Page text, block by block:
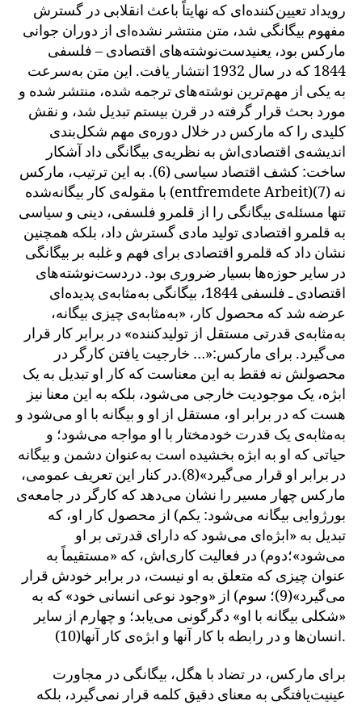
رویداد تعیین‌کننده‌ای که نهایتاً باعث انقلابی در گسترش
مفهوم بیگانگی شد، متن منتشر نشده‌ای از دوران جوانی
مارکس بود، یعنیدست‌نوشته‌های اقتصادی – فلسفی
1844 که در سال 1932 انتشار یافت. این متن به‌سرعت
به یکی از مهم‌ترین نوشته‌های ترجمه شده، منتشر شده و
مورد بحث قرار گرفته در قرن بیستم تبدیل شد، و نقش
کلیدی را که مارکس در خلال دوره‌ی مهم شکل‌بندی
اندیشه‌ی اقتصادی‌اش به نظریه‌ی بیگانگی داد آشکار
ساخت: کشف اقتصاد سیاسی (6). به این ترتیب، مارکس
با مقوله‌ی کار بیگانه‌شده (entfremdete Arbeit)(7) نه
تنها مسئله‌ی بیگانگی را از قلمرو فلسفی، دینی و سیاسی
به قلمرو اقتصادی تولید مادی گسترش داد، بلکه همچنین
نشان داد که قلمرو اقتصادی برای فهم و غلبه بر بیگانگی
در سایر حوزه‌ها بسیار ضروری بود. دردست‌نوشته‌های
اقتصادی ـ فلسفی 1844، بیگانگی به‌مثابه‌ی پدیده‌ای
عرضه شد که محصول کار، «به‌مثابه‌ی چیزی بیگانه،
به‌مثابه‌ی قدرتی مستقل از تولیدکننده» در برابر کار قرار
می‌گیرد. برای مارکس:«… خارجیت یافتن کارگر در
محصولش نه فقط به این معناست که کار او تبدیل به یک
ابژه، یک موجودیت خارجی می‌شود، بلکه به این معنا نیز
هست که در برابر او، مستقل از او و بیگانه با او می‌شود و
به‌مثابه‌ی یک قدرت خودمختار با او مواجه می‌شود؛ و
حیاتی که او به ابژه بخشیده است به‌عنوان دشمن و بیگانه
در برابر او قرار می‌گیرد»(8).در کنار این تعریف عمومی،
مارکس چهار مسیر را نشان می‌دهد که کارگر در جامعه‌ی
بورژوایی بیگانه می‌شود: یکم) از محصول کار او، که
تبدیل به «ابژه‌ای می‌شود که دارای قدرتی بر او
می‌شود»؛دوم) در فعالیت کاری‌اش، که «مستقیماً به
عنوان چیزی که متعلق به او نیست، در برابر خودش قرار
می‌گیرد»(9)؛ سوم) از «وجود نوعی انسانی خود» که به
«شکلی بیگانه با او» دگرگونی می‌یابد؛ و چهارم از سایر
انسان‌ها و در رابطه با کار آنها و ابژه‌ی کار آنها(10).
برای مارکس، در تضاد با هگل، بیگانگی در مجاورت
عینیت‌یافتگی به معنای دقیق کلمه قرار نمی‌گیرد، بلکه